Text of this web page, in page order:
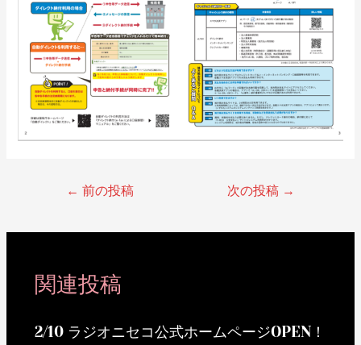
← 前の投稿 次の投稿 →
関連投稿
2/10 ラジオニセコ公式ホームページOPEN！